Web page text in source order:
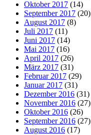
Oktober 2017 (14)
September 2017 (20)
August 2017 (8)
Juli 2017 (11)
Juni 2017 (14)
Mai 2017 (16)
April 2017 (26)
März 2017 (31)
Februar 2017 (29)
Januar 2017 (31)
Dezember 2016 (31)
November 2016 (27)
Oktober 2016 (26)
September 2016 (27)
August 2016 (17)